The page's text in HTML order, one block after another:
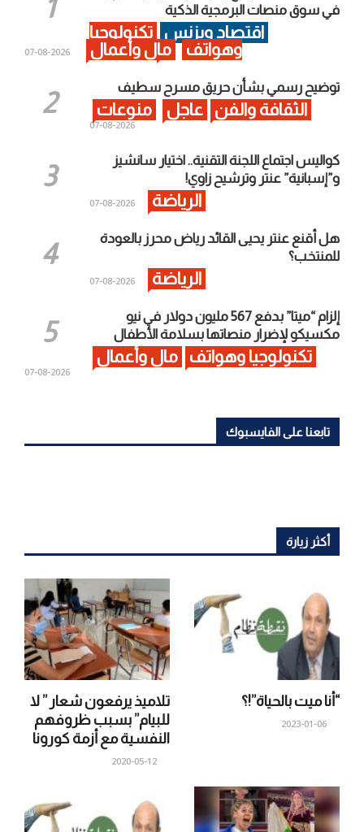
في سوق منصات البرمجية الذكية
اقتصاد وبزنس
تكنولوجيا
وهواتف
مال وأعمال 2026-08-07
توضيح رسمي بشأن حريق مسرح سطيف
الثقافة والفن عاجل منوعات
2026-08-07
كواليس اجتماع اللجنة التقنية.. اختيار سانشيز
و”إسبانية” عنتر وترشيح زاوي!
الرياضة 2026-08-07
هل أقنع عنتر يحيى القائد رياض محرز بالعودة
للمنتخب؟
الرياضة 2026-08-07
إلزام “ميتا” بدفع 567 مليون دولار في نيو
مكسيكو لإضرار منصاتها بسلامة الأطفال
تكنولوجيا وهواتف مال وأعمال
2026-08-07
تابعنا على الفايسبوك
أكثر زيارة
تلاميذ يرفعون شعار ” لا
للبيام” بسبب ظروفهم
النفسية مع أزمة كورونا
2020-05-12
“أنا ميت بالحياة”!؟
2023-01-06